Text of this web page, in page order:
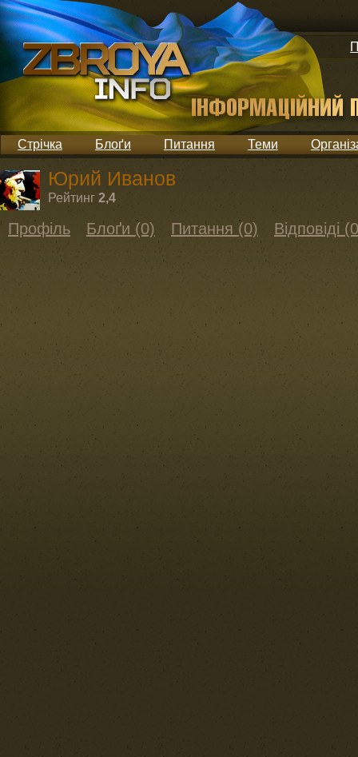
Стрічка Блоґи Питання Теми
Юрий Иванов
Рейтинг 2,4
Профіль Блоґи (0) Питання (0) Відповіді